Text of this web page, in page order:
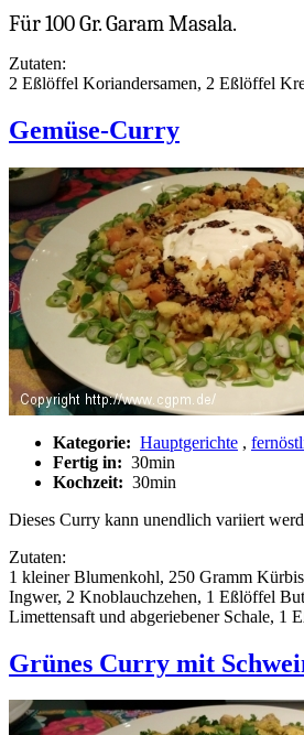
Für 100 Gr. Garam Masala.
Zutaten:
2 Eßlöffel Koriandersamen, 2 Eßlöffel
Gemüse-Curry
Kategorie: Hauptgerichte ,
Fertig in: 30min
Kochzeit: 30min
Dieses Curry kann unendlich variiert
Zutaten:
1 kleiner Blumenkohl, 250 Gramm
Ingwer, 2 Knoblauchzehen, 1 Eßlöffel
Limettensaft und abgeriebener Schale, 1
Grünes Curry mit